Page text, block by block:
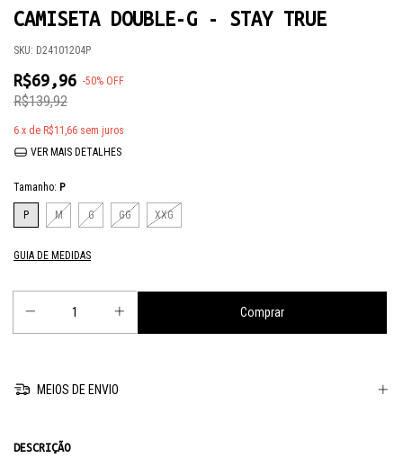
CAMISETA DOUBLE-G - STAY TRUE
SKU: D24101204P
R$69,96 -50% OFF
R$139,92
6 x de R$11,66 sem juros
VER MAIS DETALHES
Tamanho: P
P M G GG XXG
GUIA DE MEDIDAS
MEIOS DE ENVIO
DESCRIÇÃO